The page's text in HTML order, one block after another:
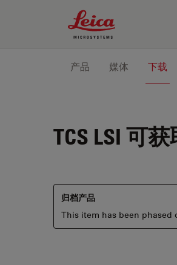
Leica Microsystems Logo
产品 媒体 下载
TCS LSI 可获
归档产品
This item has been